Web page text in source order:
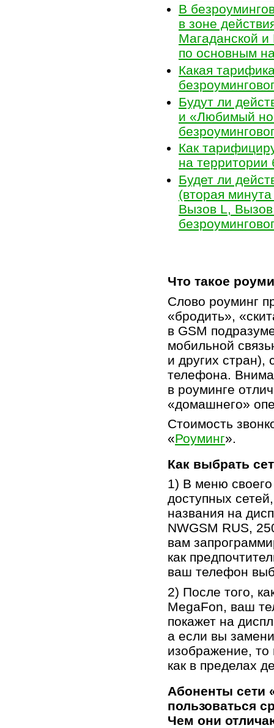
В
в зоне
Магаданской и
по основным
Какая
Будут ли
и «Любимый
Как
на территории
Будет ли
(вторая
Вызов L,
Что такое
Cлово роуминг
«бродить»,
в GSM
мобильной
и других стран),
телефона.
в роуминге
«домашнего»
Стоимость
«Роуминг».
Как выбрать
1) В меню
доступных
названия на
NWGSM RUS,
вам
как
ваш телефон
2) После того,
MegaFon, ваш
покажет на
а если вы
изображение, то
как в пределах
Абоненты сети
пользоваться
Чем они